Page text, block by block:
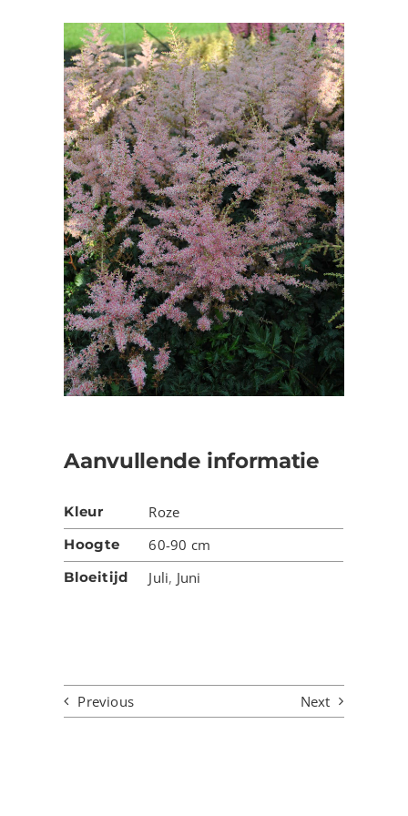
Aanvullende informatie
Kleur Roze
Hoogte 60-90 cm
Bloeitijd Juli, Juni
Previous Next